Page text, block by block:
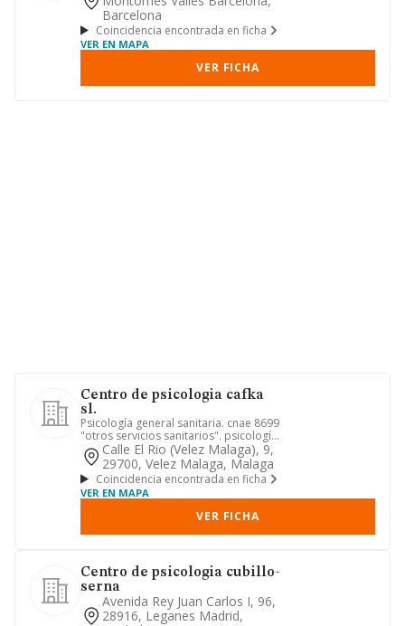
Barcelona
Coincidencia encontrada en ficha
VER EN MAPA
VER FICHA
Centro de psicologia cafka
sl.
Psicología general sanitaria. cnae 8699
"otros servicios sanitarios". psicología
especializada, neu...
Calle El Rio (velez Malaga), 9,
29700, Velez Malaga, Malaga
Coincidencia encontrada en ficha
VER EN MAPA
VER FICHA
Centro de psicologia cubillo-
serna
Avenida Rey Juan Carlos I, 96,
28916, Leganes Madrid,